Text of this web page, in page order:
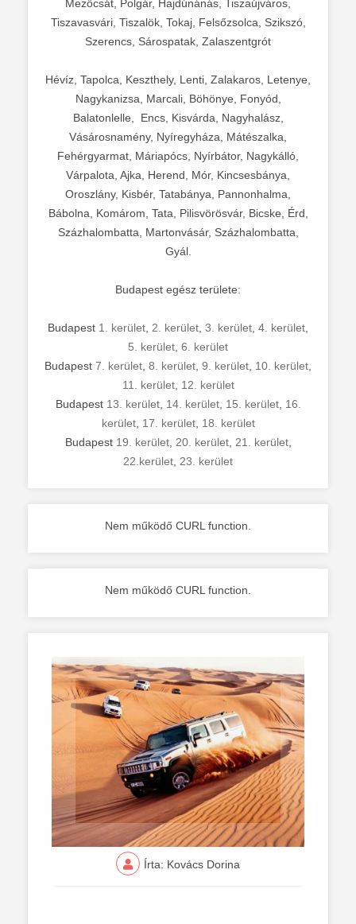
Mezőcsát, Polgár, Hajdúnánás, Tiszaújváros,
Tiszavasvári, Tiszalök, Tokaj, Felsőzsolca, Szikszó,
Szerencs, Sárospatak, Zalaszentgrót
Hévíz, Tapolca, Keszthely, Lenti, Zalakaros, Letenye,
Nagykanizsa, Marcali, Böhönye, Fonyód,
Balatonlelle, Encs, Kisvárda, Nagyhalász,
Vásárosnamény, Nyíregyháza, Mátészalka,
Fehérgyarmat, Máriapócs, Nyírbátor, Nagykálló,
Várpalota, Ajka, Herend, Mór, Kincsesbánya,
Oroszlány, Kisbér, Tatabánya, Pannonhalma,
Bábolna, Komárom, Tata, Pilisvörösvár, Bicske, Érd,
Százhalombatta, Martonvásár, Százhalombatta,
Gyál.
Budapest egész területe:
Budapest 1. kerület 2. kerület 3. kerület 4. kerület
5. kerület 6. kerület
Budapest 7. kerület 8. kerület 9. kerület 10. kerület
11. kerület, 12. kerület
Budapest 13. kerület, 14. kerület, 15. kerület, 16.
kerület, 17. kerület, 18. kerület
Budapest 19. kerület, 20. kerület, 21. kerület,
22.kerület 23. kerület
Nem működő CURL function.
Nem működő CURL function.
Írta: Kovács Dorina